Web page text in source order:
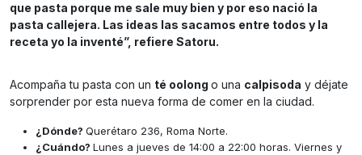
que pasta porque me sale muy bien y por eso nació la
pasta callejera. Las ideas las sacamos entre todos y la
receta yo la inventé”, refiere Satoru.
Acompaña tu pasta con un té oolong o una calpisoda y déjate
sorprender por esta nueva forma de comer en la ciudad.
¿Dónde? Querétaro 236, Roma Norte.
¿Cuándo? Lunes a jueves de 14:00 a 22:00 horas. Viernes y